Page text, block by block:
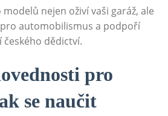
nejen oživí vaši garáž, ale
automobilismus a podpoří
dědictví.
pro
se naučit